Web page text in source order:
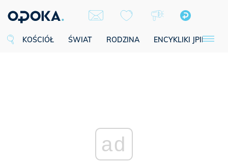
KOŚCIÓŁ ŚWIAT RODZINA ENCYKLIKI JPII
ad